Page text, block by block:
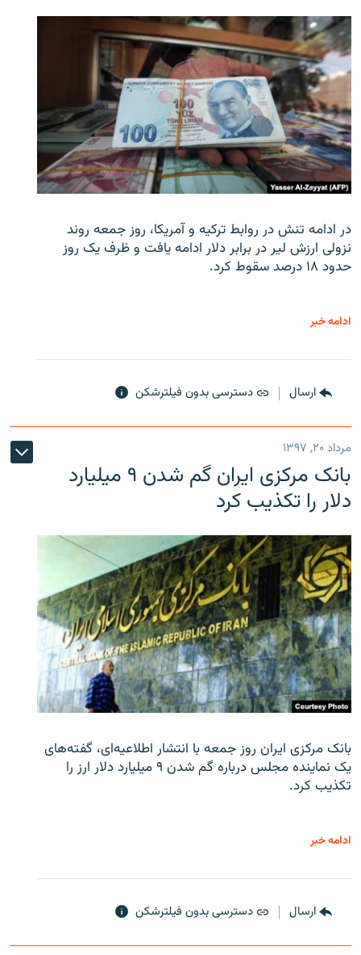
در ادامه تنش در روابط ترکیه و آمریکا، روز جمعه روند
نزولی ارزش لیر در برابر دلار ادامه یافت و ظرف یک روز
حدود ۱۸ درصد سقوط کرد.
ادامه خبر
ارسال دسترسی بدون فیلترشکن
مرداد ۲۰, ۱۳۹۷
بانک مرکزی ایران گم شدن ۹ میلیارد
دلار را تکذیب کرد
بانک مرکزی ایران روز جمعه با انتشار اطلاعیه‌ای، گفته‌های
یک نماینده مجلس درباره گم شدن ۹ میلیارد دلار ارز را
تکذیب کرد.
ادامه خبر
ارسال دسترسی بدون فیلترشکن